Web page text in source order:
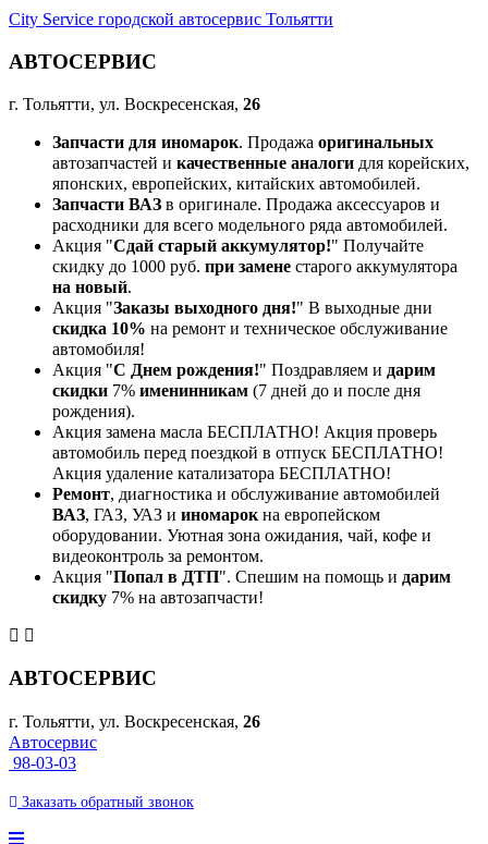
City Service городской автосервис Тольятти
АВТОСЕРВИС
г. Тольятти, ул. Воскресенская, 26
Запчасти для иномарок. Продажа оригинальных
автозапчастей и качественные аналоги для корейских,
японских, европейских, китайских автомобилей.
Запчасти ВАЗ в оригинале. Продажа аксессуаров и
расходники для всего модельного ряда автомобилей.
Акция "Сдай старый аккумулятор!" Получайте
скидку до 1000 руб. при замене старого аккумулятора
на новый.
Акция "Заказы выходного дня!" В выходные дни
скидка 10% на ремонт и техническое обслуживание
автомобиля!
Акция "С Днем рождения!" Поздравляем и дарим
скидки 7% именинникам (7 дней до и после дня
рождения).
Акция замена масла БЕСПЛАТНО! Акция проверь
автомобиль перед поездкой в отпуск БЕСПЛАТНО!
Акция удаление катализатора БЕСПЛАТНО!
Ремонт, диагностика и обслуживание автомобилей
ВАЗ, ГАЗ, УАЗ и иномарокна европейском
оборудовании. Уютная зона ожидания, чай, кофе и
видеоконтроль за ремонтом.
Акция "Попал в ДТП". Спешим на помощь и дарим
скидку 7% на автозапчасти!
АВТОСЕРВИС
г. Тольятти, ул. Воскресенская, 26
Автосервис
98-03-03
Заказать обратный звонок